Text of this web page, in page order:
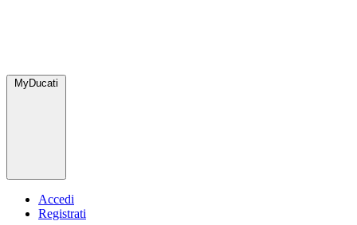
MyDucati
Accedi
Registrati